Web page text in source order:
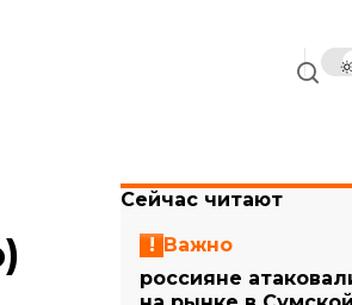
Сейчас читают
Важно
россияне